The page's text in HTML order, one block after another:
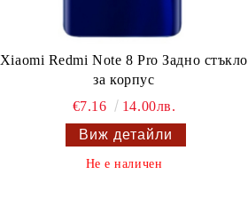
Xiaomi Redmi Note 8 Pro Задно стъкло
за корпус
€7.16
14.00лв.
Виж детайли
Не е наличен